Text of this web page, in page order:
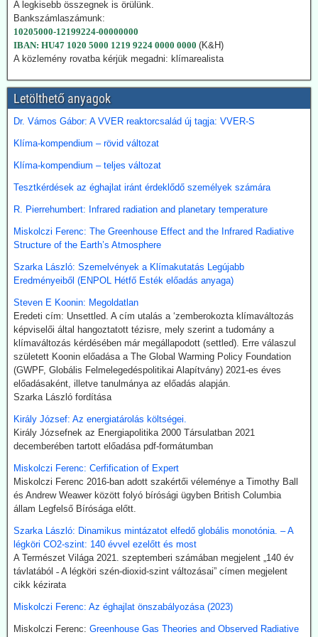
tüzelőanyagnak a használatát, amelynek felszámolását korábban
megígérték.
Hogy kedvezzen a nemzetközi klímalobbinak, Japán 2050-ig
vállalta a teljes klímasemlegességet. De ahogy a realitás
A japán Gazdasági, Kereskedelmi és Ipari Minisztérium (METI)
képviselői kijelentették, hogy a széntermelés bővítése azonnali
megoldást jelent a földgáz-megtakarításra. Mivel Japán a Hormuz
szoroson keresztül kapta olaj és földgázszállítmányait, a
Emellett megnöveli saját kitermelését, és kacsingat az orosz
beszállításokra is.
2026.07.22. Finance.yahoo: Kerozin a hulladék
étolajból és egyéb alternatív forrásokból - India a
startvonalon
A növényi olaj- és állati zsírhulladékból nemcsak autóüzemanyagot
Sustainable Aviation Fuel (fenntartható kerozin, SAF). Előállítása
ma 2-5-ször drágább, mint a hagyományos keroziné, de
üzemanyag iránt.
India új utat céloz meg az előállításnál. A mezőgazdasági
hulladékokból (magas CO-tartalmú) szintézisgázt lehet gyártani,
amit a Fischer-Tropsch eljárás szerint hidrogénnel reagáltatva
folyékony szénhidrogén-keveréket, azaz benzint kapunk. A folyamat
megfelelő irányításánál a végtermék kerozin. A hidrogént -
legalábbis indiai források szerint elektrolízissel kívánják előállítani.
Kommentárunk: Semmi kifogásunk nincs a zöld technológiák ellen.
Problémánk avval van, ha a zöldenergiagyártás súlyos állami, értsd
adófizetői szubvenciókból akar megélni - az idők végezetéig.
klíma-lezárásokat a kovid-lezárások mintájára?
Google és az egyéb MI által támogatott keresők szerint a
klímavészhelyzet miatti lezárások csupáncsak összeesküvés-
WHO megbízásából dolgozó közgazdász alkotta meg 2020
októberében. A támogatók között ott volt a Soros-alapítvány és a
világ legnagyobb vállalatait összefogó World Business Council for
Sustainable Development. Az illető szerint a klímavészhelyzet
miatti lezárások a vörös hús fogyasztásának tilalmát, a személyes
kitermelésének megszüntetését és további energiaügyi
intézkedéseket jelentenének.
A legkisebb összegnek is örülünk.
Bankszámlaszámunk:
10205000-12199224-00000000
IBAN: HU47 1020 5000 1219 9224 0000 0000 (K&H)
A közlemény rovatba kérjük megadni: klímarealista
Letölthető anyagok
Dr. Vámos Gábor: A VVER reaktorcsalád új tagja: VVER-S
Klíma-kompendium – rövid változat
Klíma-kompendium – teljes változat
Tesztkérdések az éghajlat iránt érdeklődő személyek számára
R. Pierrehumbert: Infrared radiation and planetary temperature
Miskolczi Ferenc: The Greenhouse Effect and the Infrared Radiative
Structure of the Earth’s Atmosphere
Szarka László: Szemelvények a Klímakutatás Legújabb
Eredményeiből (ENPOL Hétfő Esték előadás anyaga)
Steven E Koonin: Megoldatlan
Eredeti cím: Unsettled. A cím utalás a ‘zemberokozta klímaváltozás
képviselői által hangoztatott tézisre, mely szerint a tudomány a
klímaváltozás kérdésében már megállapodott (settled). Erre válaszul
született Koonin előadása a The Global Warming Policy Foundation
(GWPF, Globális Felmelegedéspolitikai Alapítvány) 2021-es éves
előadásaként, illetve tanulmánya az előadás alapján.
Szarka László fordítása
Király József: Az energiatárolás költségei.
Király Józsefnek az Energiapolitika 2000 Társulatban 2021
decemberében tartott előadása pdf-formátumban
Miskolczi Ferenc: Cerfification of Expert
Miskolczi Ferenc 2016-ban adott szakértői véleménye a Timothy Ball
és Andrew Weawer között folyó bírósági ügyben British Columbia
állam Legfelső Bírósága előtt.
Szarka László: Dinamikus mintázatot elfedő globális monotónia. – A
légköri CO2-szint: 140 évvel ezelőtt és most
A Természet Világa 2021. szeptemberi számában megjelent „140 év
távlatából ˗ A légköri szén-dioxid-szint változásai” címen megjelent
cikk kézirata
Miskolczi Ferenc: Az éghajlat önszabályozása (2023)
Miskolczi Ferenc: Greenhouse Gas Theories and Observed Radiative